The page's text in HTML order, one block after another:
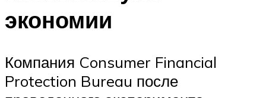
экономии
Компания Consumer Financial
Protection Bureau после